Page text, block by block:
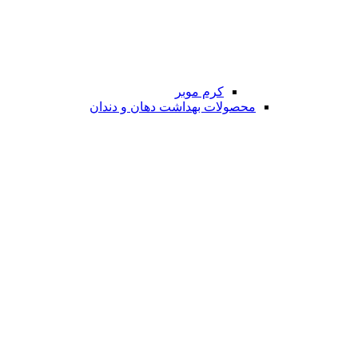
کرم موبر
محصولات بهداشت دهان و دندان